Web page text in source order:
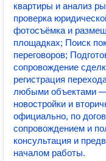
квартиры и анализ
проверка
фотосъёмка и
площадках; Поиск
переговоров;
сопровождение
регистрация
любыми объектами
новостройки и
официально, по
сопровождением и
консультация и
началом работы.